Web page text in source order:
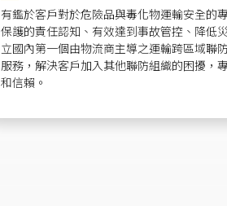
有鑑於客戶對於危險品與毒化物運輸安全的
保護的責任認知、有效達到事故管控、降低
立國內第一個由物流商主導之運輸跨區域聯
服務，解決客戶加入其他聯防組織的困擾，
和信賴。